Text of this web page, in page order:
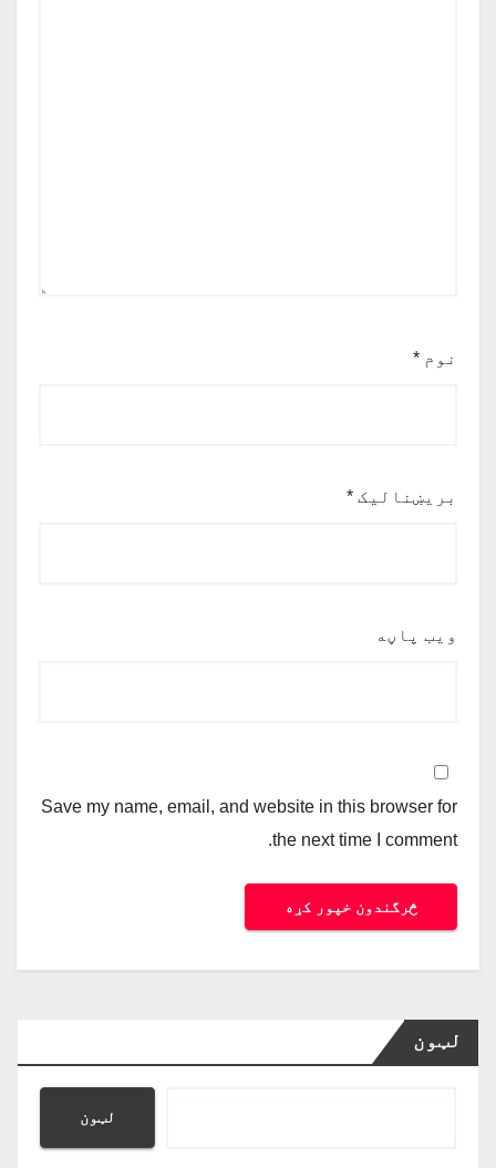
نوم *
بریښنالیک *
ویب پاڼه
Save my name, email, and website in this browser for
the next time I comment.
لټون
لټون